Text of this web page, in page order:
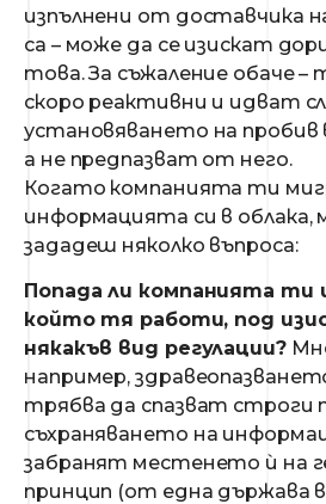
изпълнени от доставчика
са – може да се изискат
това. За съжаление обаче –
скоро реактивни и идват
установяването на пробив
а не предпазват от него.
Когато компанията ти
информацията си в облака,
зададеш няколко въпроса:
Попада ли компанията ти
който тя работи, под
някакъв вид регулации?
например,
трябва да спазват строги
съхраняването на
забранят местенето ѝ на
принцип (от една държава в